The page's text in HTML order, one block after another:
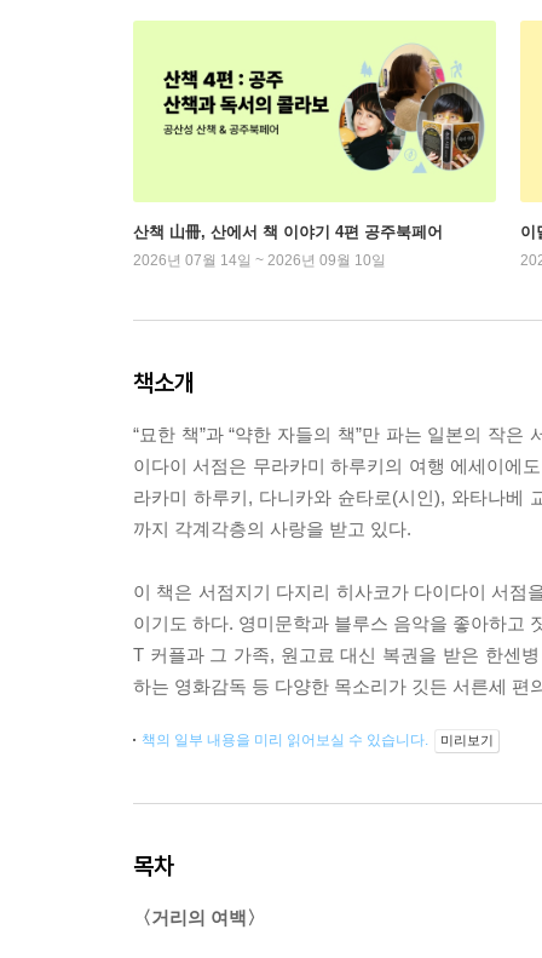
산책 山冊, 산에서 책 이야기 4편 공주북페어
2026년 07월 14일 ~ 2026년 09월 10일
이
책소개
“묘한 책”과 “약한 자들의 책”만 파는 일본의 작
이다이 서점은 무라카미 하루키의 여행 에세이에
라카미 하루키, 다니카와 슌타로(시인), 와타나베
까지 각계각층의 사랑을 받고 있다.
이 책은 서점지기 다지리 히사코가 다이다이 서점
이기도 하다. 영미문학과 블루스 음악을 좋아하고
T 커플과 그 가족, 원고료 대신 복권을 받은 한센
하는 영화감독 등 다양한 목소리가 깃든 서른세 편
책의 일부 내용을 미리 읽어보실 수 있습니다. 미리보기
목차
〈거리의 여백〉